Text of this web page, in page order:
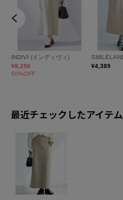
最近チェックしたアイテム